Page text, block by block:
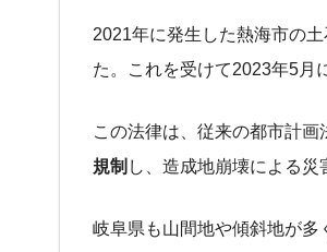
2021年に発生した熱海市の
た。これを受けて2023年5月
この法律は、従来の都市計
規制 し、造成地崩壊による災
岐阜県も山間地や傾斜地が